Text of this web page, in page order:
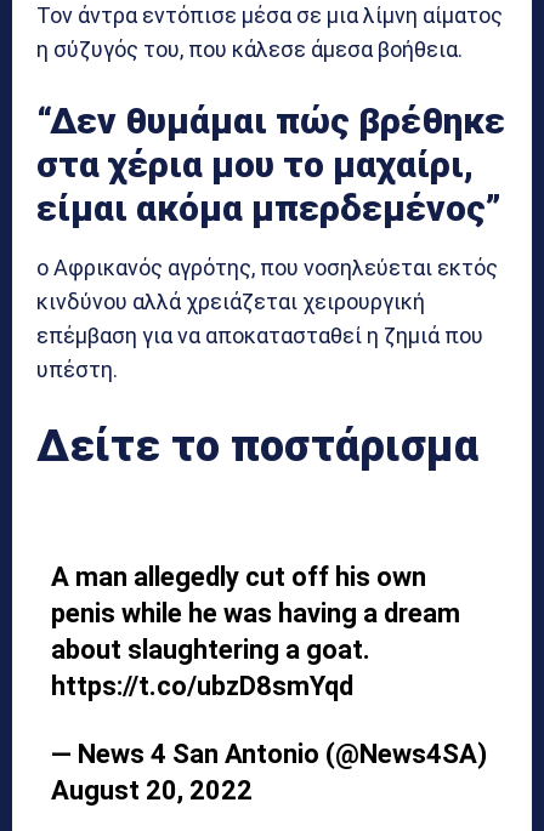
Τον άντρα εντόπισε μέσα σε μια λίμνη αίματος
η σύζυγός του, που κάλεσε άμεσα βοήθεια.
“Δεν θυμάμαι πώς βρέθηκε
στα χέρια μου το μαχαίρι,
είμαι ακόμα μπερδεμένος”
ο Αφρικανός αγρότης, που νοσηλεύεται εκτός
κινδύνου αλλά χρειάζεται χειρουργική
επέμβαση για να αποκατασταθεί η ζημιά που
υπέστη.
Δείτε το ποστάρισμα
A man allegedly cut off his own
penis while he was having a dream
about slaughtering a goat.
https://t.co/ubzD8smYqd
— News 4 San Antonio (@News4SA)
August 20, 2022